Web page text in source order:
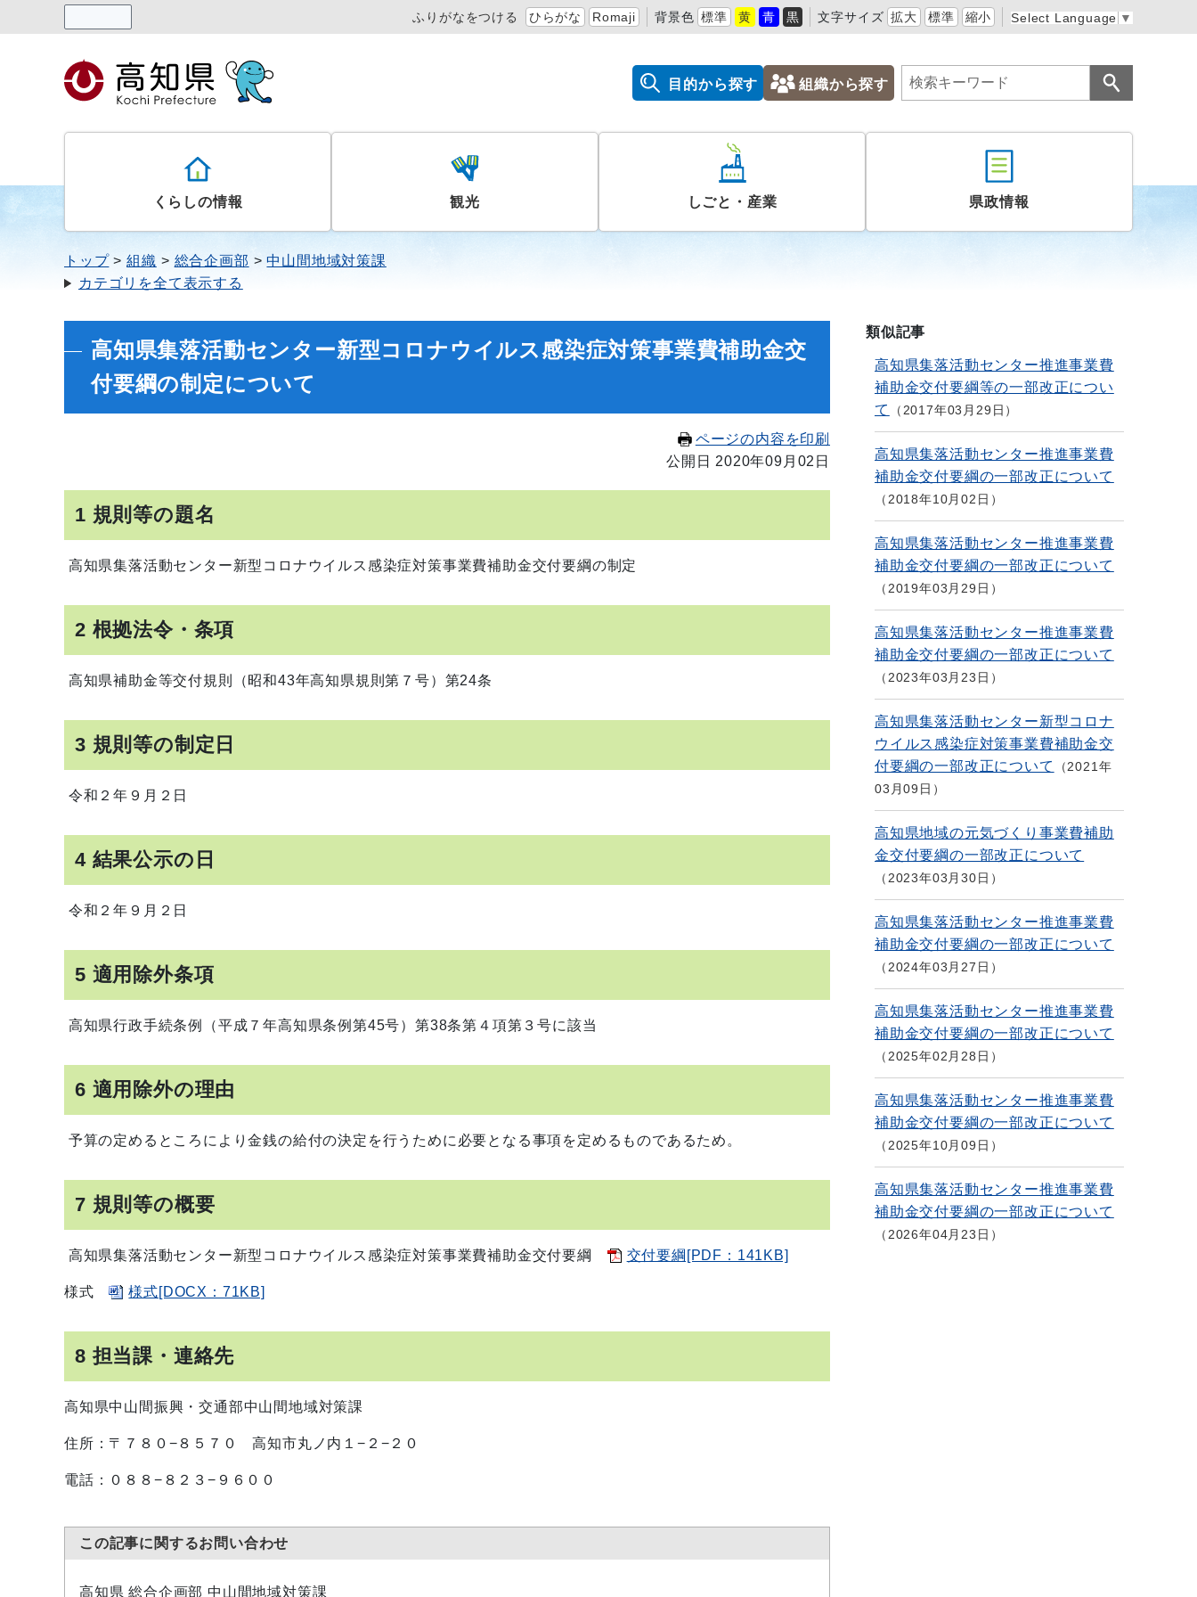
ふりがなをつける ひらがな Romaji 背景色 標準 黄 青 黒 文字サイズ 拡大 標準 縮小 Select Language ▼
目的から探す 組織から探す
くらしの情報 観光 しごと・産業 県政情報
トップ 組織 総合企画部
中山間地域対策課
カテゴリを全て表示する
高知県集落活動センター新型コロナウイルス感染症対策事業費補助金交
付要綱の制定について
ページの内容を印刷
公開日 2020年09月02日
1 規則等の題名
高知県集落活動センター新型コロナウイルス感染症対策事業費補助金交付要綱の制定
2 根拠法令・条項
高知県補助金等交付規則（昭和43年高知県規則第７号）第24条
3 規則等の制定日
令和２年９月２日
4 結果公示の日
令和２年９月２日
5 適用除外条項
高知県行政手続条例（平成７年高知県条例第45号）第38条第４項第３号に該当
6 適用除外の理由
予算の定めるところにより金銭の給付の決定を行うために必要となる事項を定めるものであるため。
7 規則等の概要
高知県集落活動センター新型コロナウイルス感染症対策事業費補助金交付要綱 交付要綱[PDF：141KB]
様式 様式[DOCX：71KB]
8 担当課・連絡先
高知県中山間振興・交通部中山間地域対策課
住所：〒７８０−８５７０ 高知市丸ノ内１−２−２０
電話：０８８−８２３−９６００
この記事に関するお問い合わせ
高知県 総合企画部 中山間地域対策課
類似記事
高知県集落活動センター推進事業費
補助金交付要綱等の一部改正につい
て
2017年03月29日
高知県集落活動センター推進事業費
補助金交付要綱の一部改正について
2018年10月02日
高知県集落活動センター推進事業費
補助金交付要綱の一部改正について
2019年03月29日
高知県集落活動センター推進事業費
補助金交付要綱の一部改正について
2023年03月23日
高知県集落活動センター新型コロナ
ウイルス感染症対策事業費補助金交
付要綱の一部改正について
2021年
03月09日
高知県地域の元気づくり事業費補助
金交付要綱の一部改正について
2023年03月30日
高知県集落活動センター推進事業費
補助金交付要綱の一部改正について
2024年03月27日
高知県集落活動センター推進事業費
補助金交付要綱の一部改正について
2025年02月28日
高知県集落活動センター推進事業費
補助金交付要綱の一部改正について
2025年10月09日
高知県集落活動センター推進事業費
補助金交付要綱の一部改正について
2026年04月23日